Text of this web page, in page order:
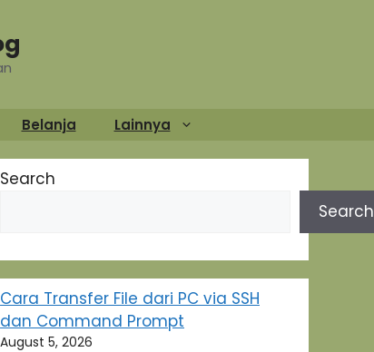
Belanja Lainnya
Search
Search
Cara Transfer File dari PC via SSH
dan Command Prompt
August 5, 2026